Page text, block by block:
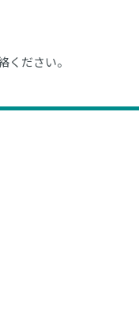
ください。